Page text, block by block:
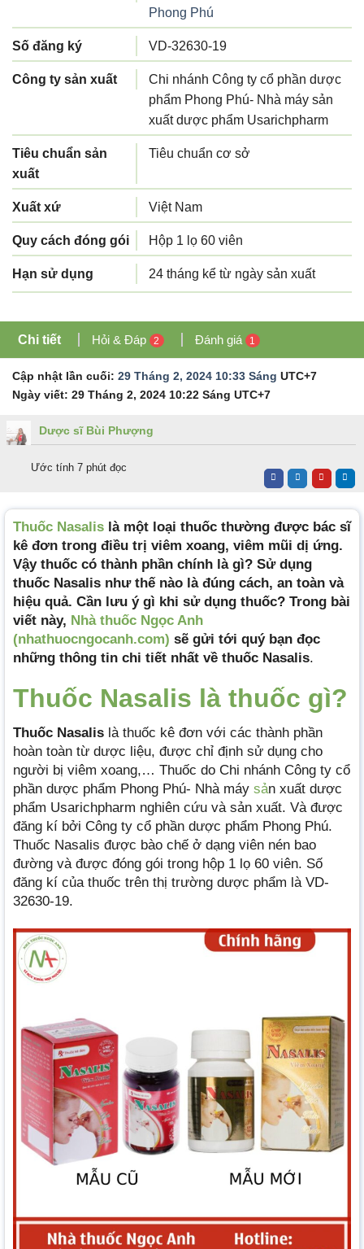
Phong Phú
Số đăng ký VD-32630-19
Công ty sản xuất
Chi nhánh Công ty cổ phần dược
phẩm Phong Phú- Nhà máy sản
xuất dược phẩm Usarichpharm
Tiêu chuẩn sản
xuất
Tiêu chuẩn cơ sở
Xuất xứ Việt Nam
Quy cách đóng gói Hộp 1 lọ 60 viên
Hạn sử dụng 24 tháng kể từ ngày sản xuất
Chi tiết Hỏi & Đáp 2 Đánh giá 1
Cập nhật lần cuối: 29 Tháng 2, 2024 10:33 Sáng UTC+7
Ngày viết: 29 Tháng 2, 2024 10:22 Sáng UTC+7
Dược sĩ Bùi Phượng
Ước tính 7 phút đọc
Thuốc Nasalis là một loại thuốc thường được bác sĩ
kê đơn trong điều trị viêm xoang, viêm mũi dị ứng.
Vậy thuốc có thành phần chính là gì? Sử dụng
thuốc Nasalis như thế nào là đúng cách, an toàn và
hiệu quả. Cần lưu ý gì khi sử dụng thuốc? Trong bài
viết này, Nhà thuốc Ngọc Anh
(nhathuocngocanh.com) sẽ gửi tới quý bạn đọc
những thông tin chi tiết nhất về thuốc Nasalis.
Thuốc Nasalis là thuốc gì?
Thuốc Nasalis là thuốc kê đơn với các thành phần
hoàn toàn từ dược liệu, được chỉ định sử dụng cho
người bị viêm xoang,… Thuốc do Chi nhánh Công ty cổ
phần dược phẩm Phong Phú- Nhà máy sản xuất dược
phẩm Usarichpharm nghiên cứu và sản xuất. Và được
đăng kí bởi Công ty cổ phần dược phẩm Phong Phú.
Thuốc Nasalis được bào chế ở dạng viên nén bao
đường và được đóng gói trong hộp 1 lọ 60 viên. Số
đăng kí của thuốc trên thị trường dược phẩm là VD-
32630-19.